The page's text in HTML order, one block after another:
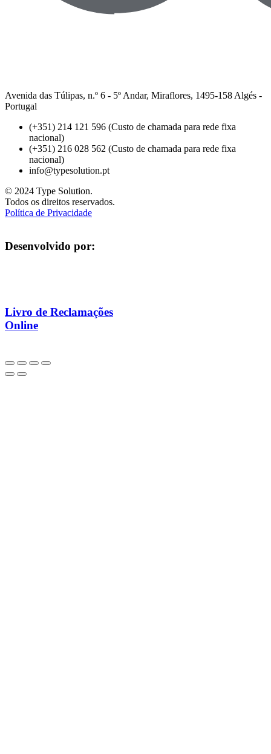
Avenida das Túlipas, n.º 6 - 5º Andar, Miraflores, 1495-158 Algés -
Portugal
(+351) 214 121 596 (Custo de chamada para rede fixa
nacional)
(+351) 216 028 562 (Custo de chamada para rede fixa
nacional)
info@typesolution.pt
© 2024 Type Solution.
Todos os direitos reservados.
Política de Privacidade
Desenvolvido por:
Livro de Reclamações
Online